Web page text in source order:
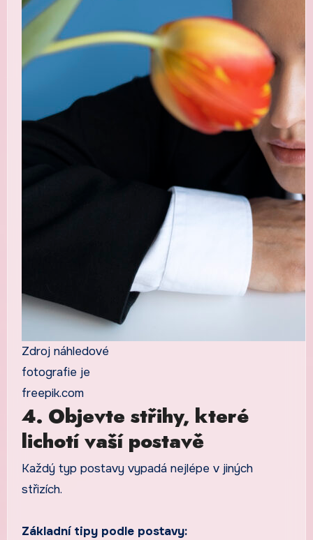
Zdroj náhledové
fotografie je
freepik.com
4. Objevte střihy, které
lichotí vaší postavě
Každý typ postavy vypadá nejlépe v jiných
střizích.
Základní tipy podle postavy: